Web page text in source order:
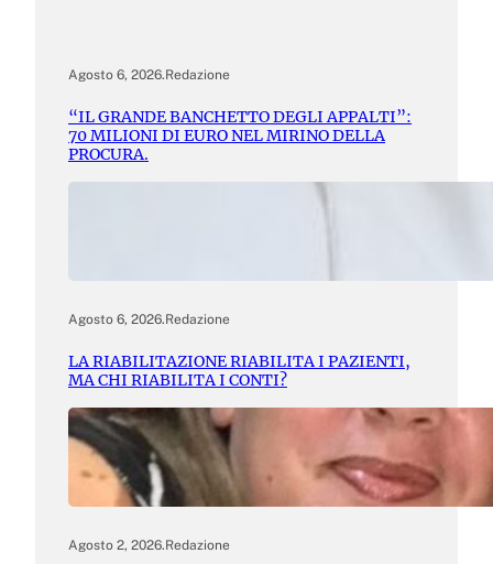
Agosto 6, 2026.Redazione
“IL GRANDE BANCHETTO DEGLI APPALTI”:
70 MILIONI DI EURO NEL MIRINO DELLA
PROCURA.
Agosto 6, 2026.Redazione
LA RIABILITAZIONE RIABILITA I PAZIENTI,
MA CHI RIABILITA I CONTI?
Agosto 2, 2026.Redazione